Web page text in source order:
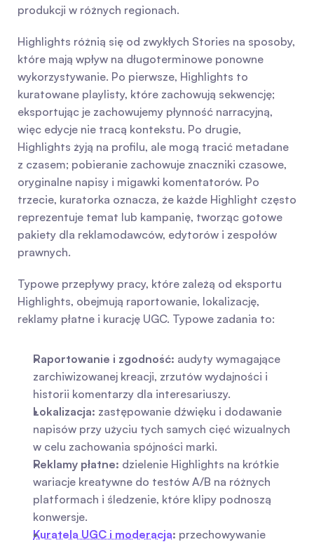
produkcji w różnych regionach.
Highlights różnią się od zwykłych Stories na sposoby,
które mają wpływ na długoterminowe ponowne
wykorzystywanie. Po pierwsze, Highlights to
kuratowane playlisty, które zachowują sekwencję;
eksportując je zachowujemy płynność narracyjną,
więc edycje nie tracą kontekstu. Po drugie,
Highlights żyją na profilu, ale mogą tracić metadane
z czasem; pobieranie zachowuje znaczniki czasowe,
oryginalne napisy i migawki komentatorów. Po
trzecie, kuratorka oznacza, że każde Highlight często
reprezentuje temat lub kampanię, tworząc gotowe
pakiety dla reklamodawców, edytorów i zespołów
prawnych.
Typowe przepływy pracy, które zależą od eksportu
Highlights, obejmują raportowanie, lokalizację,
reklamy płatne i kurację UGC. Typowe zadania to:
Raportowanie i zgodność: audyty wymagające
zarchiwizowanej kreacji, zrzutów wydajności i
historii komentarzy dla interesariuszy.
Lokalizacja: zastępowanie dźwięku i dodawanie
napisów przy użyciu tych samych cięć wizualnych
w celu zachowania spójności marki.
Reklamy płatne: dzielenie Highlights na krótkie
wariacje kreatywne do testów A/B na różnych
platformach i śledzenie, które klipy podnoszą
konwersje.
Kuratela UGC i moderacja: przechowywanie